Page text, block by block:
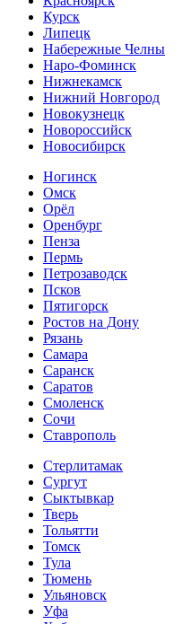
Курск
Липецк
Набережные Челны
Наро-Фоминск
Нижнекамск
Нижний Новгород
Новокузнецк
Новороссийск
Новосибирск
Ногинск
Омск
Орёл
Оренбург
Пенза
Пермь
Петрозаводск
Псков
Пятигорск
Ростов на Дону
Рязань
Самара
Саранск
Саратов
Смоленск
Сочи
Ставрополь
Стерлитамак
Сургут
Сыктывкар
Тверь
Тольятти
Томск
Тула
Тюмень
Ульяновск
Уфа